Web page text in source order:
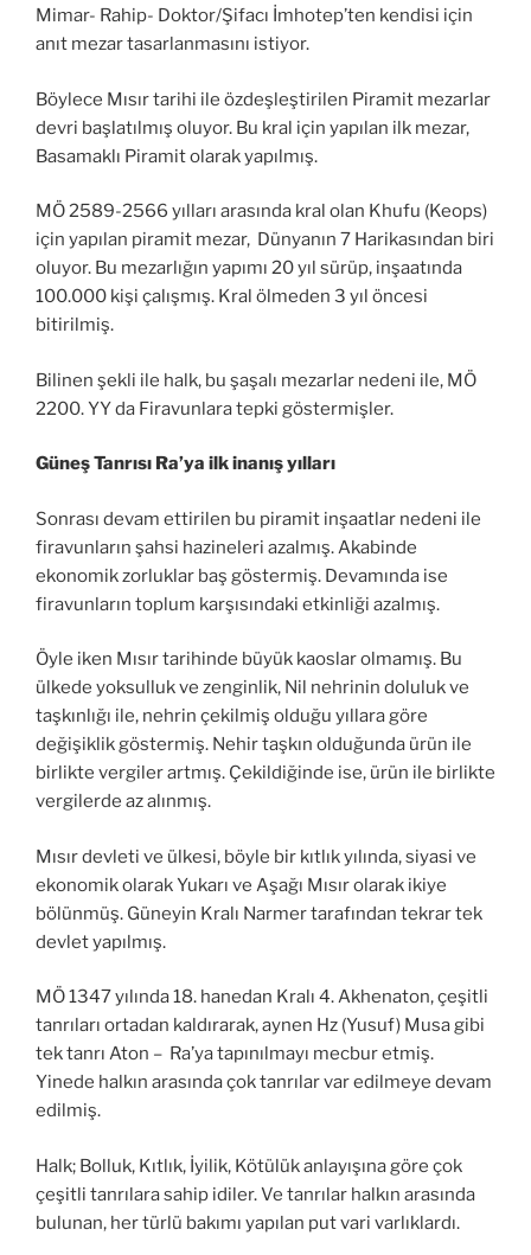
Mimar- Rahip- Doktor/Şifacı İmhotep’ten kendisi için
anıt mezar tasarlanmasını istiyor.
Böylece Mısır tarihi ile özdeşleştirilen Piramit mezarlar
devri başlatılmış oluyor. Bu kral için yapılan ilk mezar,
Basamaklı Piramit olarak yapılmış.
MÖ 2589-2566 yılları arasında kral olan Khufu (Keops)
için yapılan piramit mezar, Dünyanın 7 Harikasından biri
oluyor. Bu mezarlığın yapımı 20 yıl sürüp, inşaatında
100.000 kişi çalışmış. Kral ölmeden 3 yıl öncesi
bitirilmiş.
Bilinen şekli ile halk, bu şaşalı mezarlar nedeni ile, MÖ
2200. YY da Firavunlara tepki göstermişler.
Güneş Tanrısı Ra’ya ilk inanış yılları
Sonrası devam ettirilen bu piramit inşaatlar nedeni ile
firavunların şahsi hazineleri azalmış. Akabinde
ekonomik zorluklar baş göstermiş. Devamında ise
firavunların toplum karşısındaki etkinliği azalmış.
Öyle iken Mısır tarihinde büyük kaoslar olmamış. Bu
ülkede yoksulluk ve zenginlik, Nil nehrinin doluluk ve
taşkınlığı ile, nehrin çekilmiş olduğu yıllara göre
değişiklik göstermiş. Nehir taşkın olduğunda ürün ile
birlikte vergiler artmış. Çekildiğinde ise, ürün ile birlikte
vergilerde az alınmış.
Mısır devleti ve ülkesi, böyle bir kıtlık yılında, siyasi ve
ekonomik olarak Yukarı ve Aşağı Mısır olarak ikiye
bölünmüş. Güneyin Kralı Narmer tarafından tekrar tek
devlet yapılmış.
MÖ 1347 yılında 18. hanedan Kralı 4. Akhenaton, çeşitli
tanrıları ortadan kaldırarak, aynen Hz (Yusuf) Musa gibi
tek tanrı Aton – Ra’ya tapınılmayı mecbur etmiş.
Yinede halkın arasında çok tanrılar var edilmeye devam
edilmiş.
Halk; Bolluk, Kıtlık, İyilik, Kötülük anlayışına göre çok
çeşitli tanrılara sahip idiler. Ve tanrılar halkın arasında
bulunan, her türlü bakımı yapılan put vari varlıklardı.